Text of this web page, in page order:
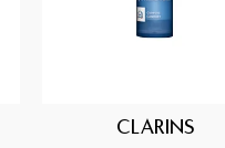
CLARINS